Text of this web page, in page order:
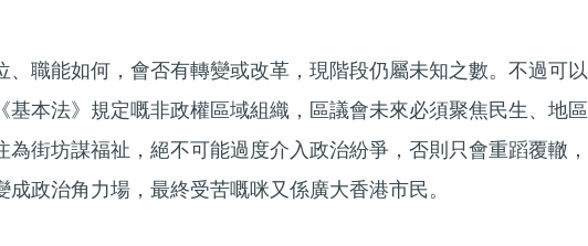
、職能如何，會否有轉變或改革，現階段仍屬未知之數。不過可以
基本法》規定嘅非政權區域組織，區議會未來必須聚焦民生、地區
為街坊謀福祉，絕不可能過度介入政治紛爭，否則只會重蹈覆轍，
成政治角力場，最終受苦嘅咪又係廣大香港市民。